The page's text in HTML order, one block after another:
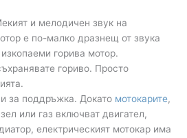
и мелодичен звук на
е по-малко дразнещ от звука
горива мотор.
гориво. Просто
за поддръжка. Докато мотокарите,
или газ включват двигател,
електрическият мотокар има